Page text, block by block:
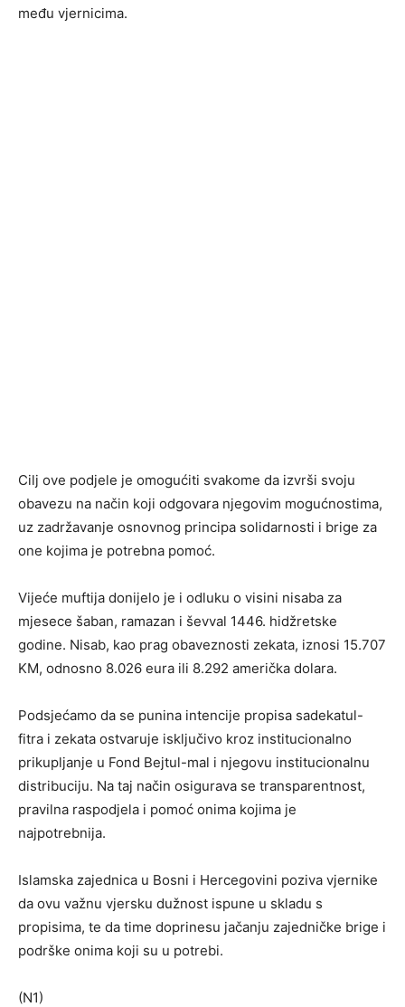
među vjernicima.
Cilj ove podjele je omogućiti svakome da izvrši svoju
obavezu na način koji odgovara njegovim mogućnostima,
uz zadržavanje osnovnog principa solidarnosti i brige za
one kojima je potrebna pomoć.
Vijeće muftija donijelo je i odluku o visini nisaba za
mjesece šaban, ramazan i ševval 1446. hidžretske
godine. Nisab, kao prag obaveznosti zekata, iznosi 15.707
KM, odnosno 8.026 eura ili 8.292 američka dolara.
Podsjećamo da se punina intencije propisa sadekatul-
fitra i zekata ostvaruje isključivo kroz institucionalno
prikupljanje u Fond Bejtul-mal i njegovu institucionalnu
distribuciju. Na taj način osigurava se transparentnost,
pravilna raspodjela i pomoć onima kojima je
najpotrebnija.
Islamska zajednica u Bosni i Hercegovini poziva vjernike
da ovu važnu vjersku dužnost ispune u skladu s
propisima, te da time doprinesu jačanju zajedničke brige i
podrške onima koji su u potrebi.
(N1)